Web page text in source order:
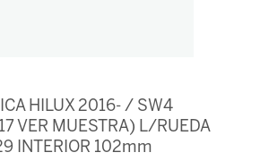
HILUX 2016- / SW4
VER MUESTRA) L/RUEDA
INTERIOR 102mm